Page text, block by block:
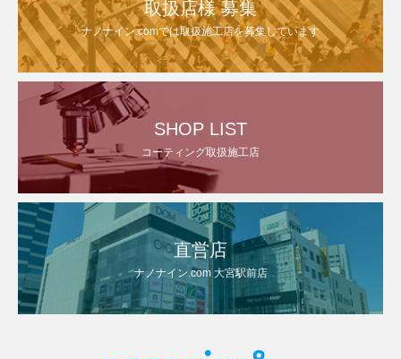
取扱店様 募集
ナノナイン.comでは取扱施工店を募集しています
SHOP LIST
コーティング取扱施工店
直営店
ナノナイン.com 大宮駅前店